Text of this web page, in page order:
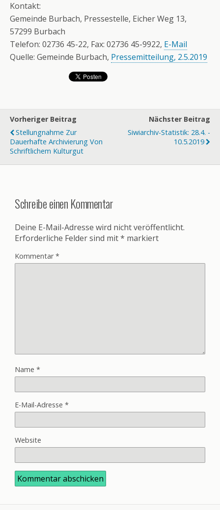
Kontakt:
Gemeinde Burbach, Pressestelle, Eicher Weg 13,
57299 Burbach
Telefon: 02736 45-22, Fax: 02736 45-9922, E-Mail
Quelle: Gemeinde Burbach, Pressemitteilung, 2.5.2019
Vorheriger Beitrag
Stellungnahme Zur
Dauerhafte Archivierung Von
Schriftlichem Kulturgut
Nächster Beitrag
Siwiarchiv-Statistik: 28.4. -
10.5.2019
Schreibe einen Kommentar
Deine E-Mail-Adresse wird nicht veröffentlicht.
Erforderliche Felder sind mit* markiert
Kommentar*
Name *
E-Mail-Adresse *
Website